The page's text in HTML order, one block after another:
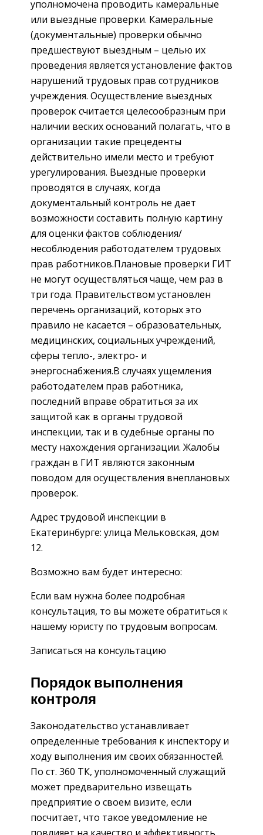
уполномочена проводить камеральные
или выездные проверки. Камеральные
(документальные) проверки обычно
предшествуют выездным – целью их
проведения является установление фактов
нарушений трудовых прав сотрудников
учреждения. Осуществление выездных
проверок считается целесообразным при
наличии веских оснований полагать, что в
организации такие прецеденты
действительно имели место и требуют
урегулирования. Выездные проверки
проводятся в случаях, когда
документальный контроль не дает
возможности составить полную картину
для оценки фактов соблюдения/
несоблюдения работодателем трудовых
прав работников.Плановые проверки ГИТ
не могут осуществляться чаще, чем раз в
три года. Правительством установлен
перечень организаций, которых это
правило не касается – образовательных,
медицинских, социальных учреждений,
сферы тепло-, электро- и
энергоснабжения.В случаях ущемления
работодателем прав работника,
последний вправе обратиться за их
защитой как в органы трудовой
инспекции, так и в судебные органы по
месту нахождения организации. Жалобы
граждан в ГИТ являются законным
поводом для осуществления внеплановых
проверок.
Адрес трудовой инспекции в
Екатеринбурге: улица Мельковская, дом
12.
Возможно вам будет интересно:
Если вам нужна более подробная
консультация, то вы можете обратиться к
нашему юристу по трудовым вопросам.
Записаться на консультацию
Порядок выполнения
контроля
Законодательство устанавливает
определенные требования к инспектору и
ходу выполнения им своих обязанностей.
По ст. 360 ТК, уполномоченный служащий
может предварительно извещать
предприятие о своем визите, если
посчитает, что такое уведомление не